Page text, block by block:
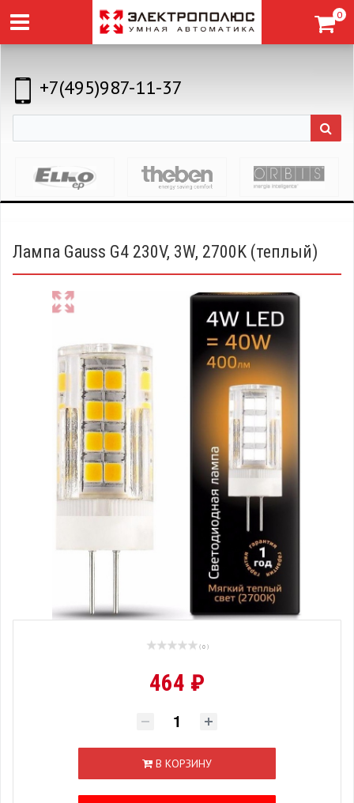
0
+7(495)987-11-37
Лампа Gauss G4 230V, 3W, 2700K (теплый)
( 0 )
464 ₽
В КОРЗИНУ